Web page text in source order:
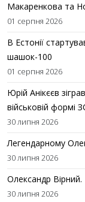
Макаренкова та
01 серпня 2026
В Естонії
шашок-100
01 серпня 2026
Юрій Анікєєв
військовій формі
30 липня 2026
Легендарному
30 липня 2026
Олександр
30 липня 2026